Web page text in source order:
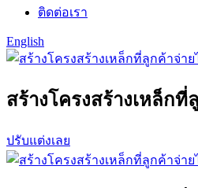
ติดต่อเรา
English
สร้างโครงสร้างเหล็กที่
ปรับแต่งเลย